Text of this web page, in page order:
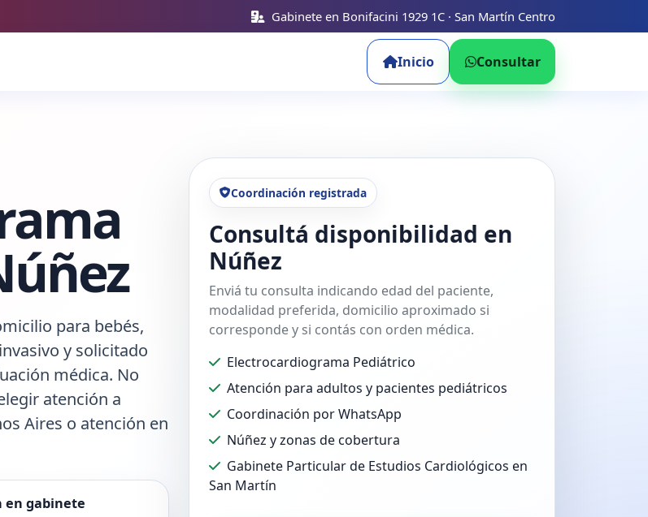
Gabinete en Bonifacini 1929 1C · San Martín Centro
Inicio Consultar
para bebés,
y solicitado
médica. No
atención a
Aires o atención en
en gabinete
Coordinación registrada
Consultá disponibilidad en
Núñez
Enviá tu consulta indicando edad del paciente,
modalidad preferida, domicilio aproximado si
corresponde y si contás con orden médica.
Electrocardiograma Pediátrico
Atención para adultos y pacientes pediátricos
Coordinación por WhatsApp
Núñez y zonas de cobertura
Gabinete Particular de Estudios Cardiológicos en
San Martín